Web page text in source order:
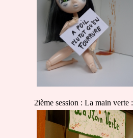
2ième session : La main verte :